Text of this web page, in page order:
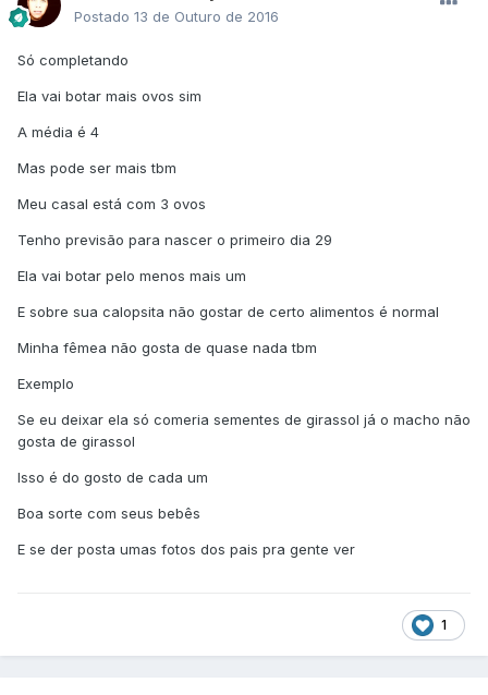
Postado 13 de Outuro de 2016
Só completando
Ela vai botar mais ovos sim
A média é 4
Mas pode ser mais tbm
Meu casal está com 3 ovos
Tenho previsão para nascer o primeiro dia 29
Ela vai botar pelo menos mais um
E sobre sua calopsita não gostar de certo alimentos é normal
Minha fêmea não gosta de quase nada tbm
Exemplo
Se eu deixar ela só comeria sementes de girassol já o macho não
gosta de girassol
Isso é do gosto de cada um
Boa sorte com seus bebês
E se der posta umas fotos dos pais pra gente ver
1